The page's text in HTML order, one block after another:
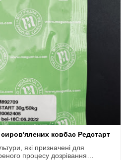
ковбас Редстарт
які призначені для
процесу дозрівання